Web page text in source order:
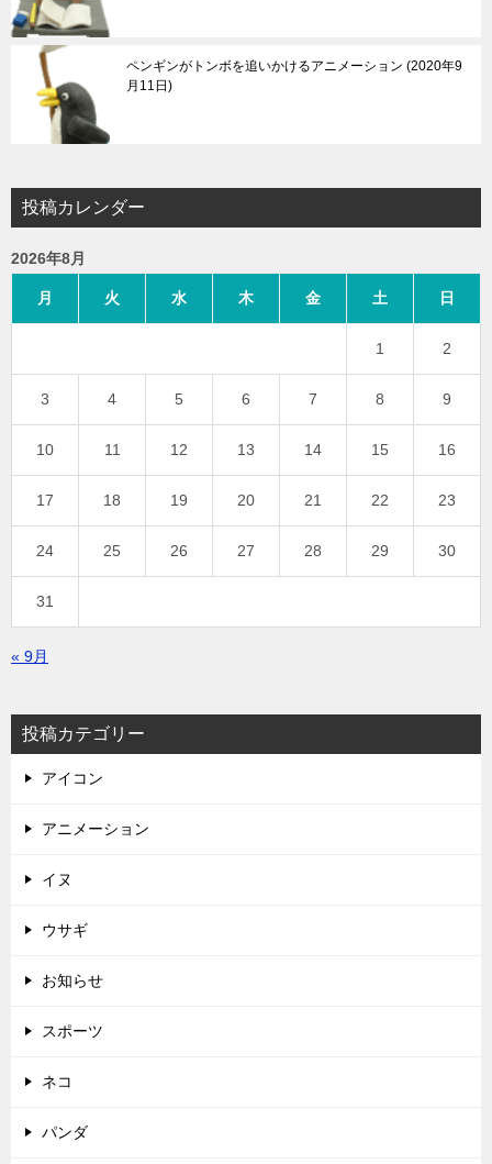
ペンギンがトンボを追いかけるアニメーション 2020年9
月11日
投稿カレンダー
2026年8月
月 火 水 木 金 土 日
1 2
3 4 5 6 7 8 9
10 11 12 13 14 15 16
17 18 19 20 21 22 23
24 25 26 27 28 29 30
31
« 9月
投稿カテゴリー
アイコン
アニメーション
イヌ
ウサギ
お知らせ
スポーツ
ネコ
パンダ